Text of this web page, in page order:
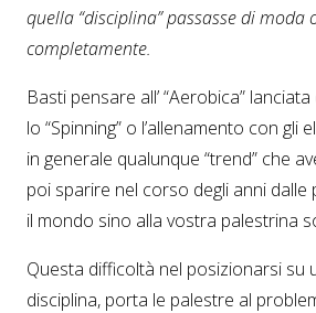
quella “disciplina” passasse di moda
completamente.
Basti pensare all’ “Aerobica”
lo “Spinning” o l’allenamento con gli
in generale qualunque “trend” che
poi sparire nel corso degli anni dalle
il mondo sino alla vostra palestrina
Questa difficoltà nel posizionarsi su
disciplina, porta le palestre al